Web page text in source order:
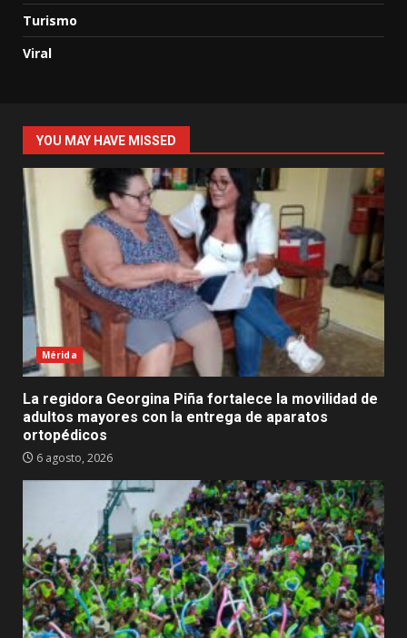
Turismo
Viral
YOU MAY HAVE MISSED
Mérida
La regidora Georgina Piña fortalece la movilidad de
adultos mayores con la entrega de aparatos
ortopédicos
6 agosto, 2026